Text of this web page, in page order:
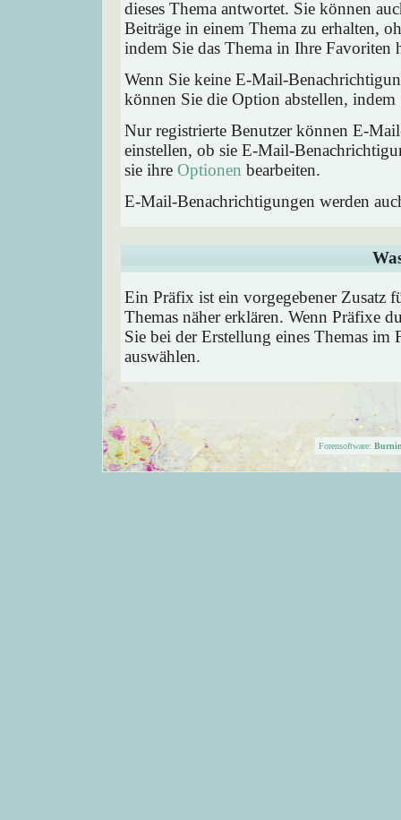
dieses Thema antwortet. Sie können
Beiträge in einem Thema zu erhalten,
indem Sie das Thema in Ihre Favoriten
Wenn Sie keine E-Mail-
können Sie die Option abstellen,
Nur registrierte Benutzer können E-
einstellen, ob sie E-Mail-
sie ihre Optionen bearbeiten.
E-Mail-Benachrichtigungen werden
Ein Präfix ist ein vorgegebener Zusatz
Themas näher erklären. Wenn Präfixe
Sie bei der Erstellung eines Themas
auswählen.
Forensoftware: